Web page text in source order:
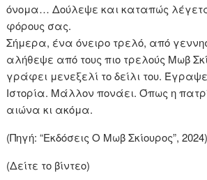
όνομα… Δούλεψε και καταπώς
φόρους σας.
Σήμερα, ένα όνειρο τρελό, από
αλήθεψε από τους πιο τρελούς Μωβ
γράφει μενεξελί το δείλι του.
Ιστορία. Μάλλον πονάει. Όπως η
αιώνα κι ακόμα.
(Πηγή: “Εκδόσεις Ο Μωβ Σκίουρος”, 2024)
(Δείτε το βίντεο)